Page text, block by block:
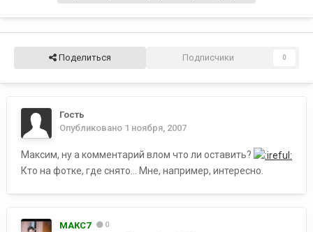
Поделиться Подписчики 0
Гость
Опубликовано 1 ноября, 2007
Максим, ну а комментарий влом что ли оставить?
Кто на фотке, где снято... Мне, например, интересно.
МАКС7 0